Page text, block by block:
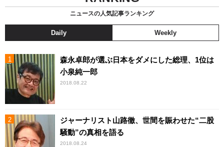
ニュースの人気記事ランキング
Daily Weekly
森永卓郎が選ぶ日本をダメにした総理、1位は
小泉純一郎
2018.08.22
ジャーナリスト山路徹、世間を賑わせた“二股
騒動”の真相を語る
2018.08.24